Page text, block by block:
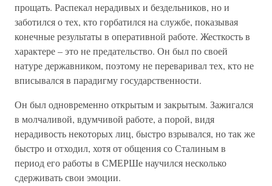
прощать. Распекал нерадивых и бездельников, но и
заботился о тех, кто горбатился на службе, показывая
конечные результаты в оперативной работе. Жесткость в
характере – это не предательство. Он был по своей
натуре державником, поэтому не переваривал тех, кто не
вписывался в парадигму государственности.
Он был одновременно открытым и закрытым. Зажигался
в молчаливой, вдумчивой работе, а порой, видя
нерадивость некоторых лиц, быстро взрывался, но так же
быстро и отходил, хотя от общения со Сталиным в
период его работы в СМЕРШе научился несколько
сдерживать свои эмоции.